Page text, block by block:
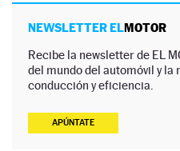
NEWSLETTER ELMOTOR
Recibe la newsletter de EL
del mundo del automóvil y
conducción y eficiencia.
APÚNTATE